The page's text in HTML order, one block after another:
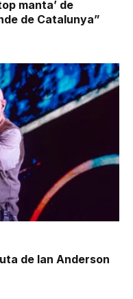
manta’ de
de Catalunya”
de Ian Anderson